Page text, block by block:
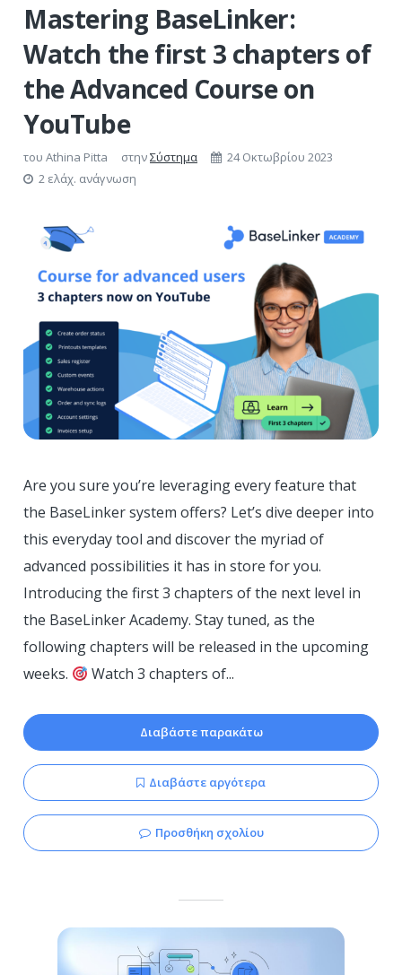
Mastering BaseLinker:
Watch the first 3 chapters of
the Advanced Course on
YouTube
του Athina Pitta στηνΣύστημα
24 Οκτωβρίου 2023
2 ελάχ. ανάγνωση
Are you sure you’re leveraging every feature that
the BaseLinker system offers? Let’s dive deeper into
this everyday tool and discover the myriad of
advanced possibilities it has in store for you.
Introducing the first 3 chapters of the next level in
the BaseLinker Academy. Stay tuned, as the
following chapters will be released in the upcoming
weeks.
Watch 3 chapters of...
Διαβάστε παρακάτω
Διαβάστε αργότερα
Προσθήκη σχολίου